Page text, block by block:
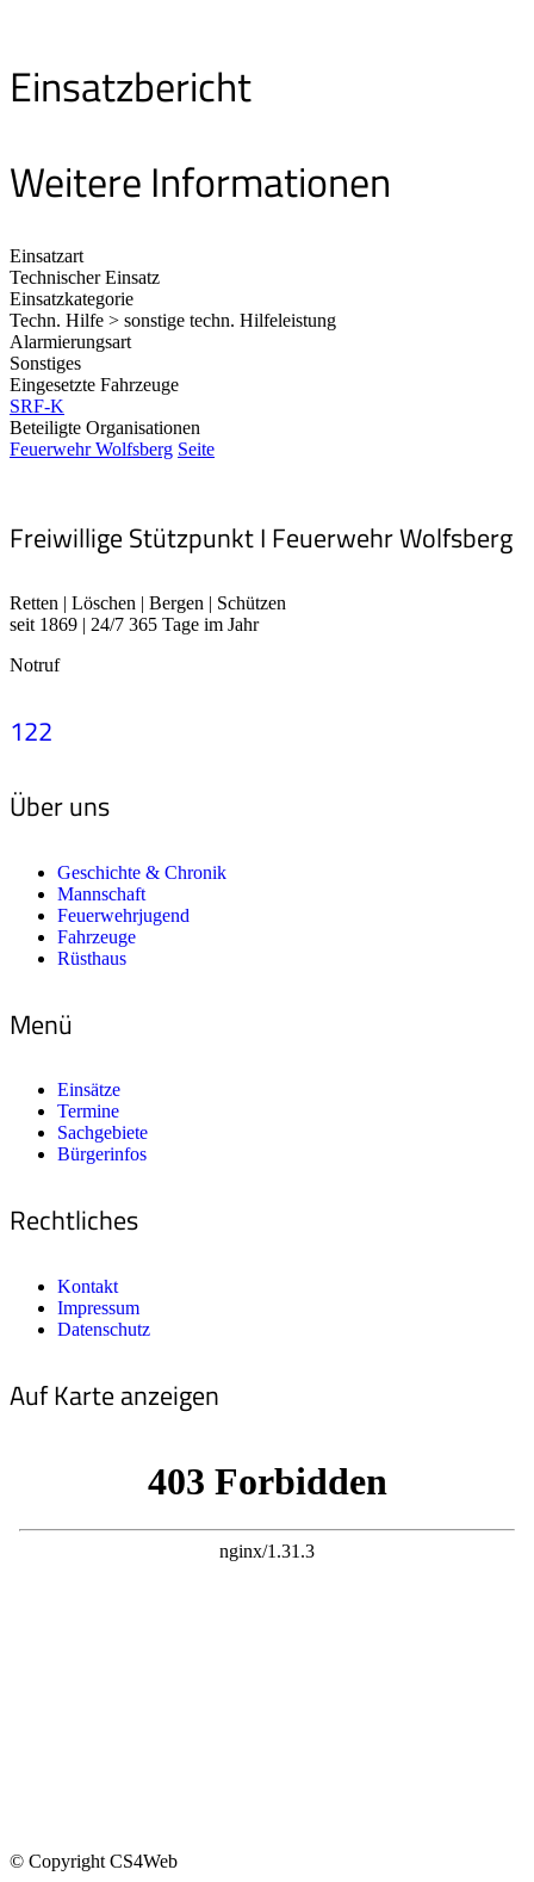
Einsatzbericht
Weitere Informationen
Einsatzart
Technischer Einsatz
Einsatzkategorie
Techn. Hilfe > sonstige techn. Hilfeleistung
Alarmierungsart
Sonstiges
Eingesetzte Fahrzeuge
SRF-K
Beteiligte Organisationen
Feuerwehr Wolfsberg Seite
Freiwillige Stützpunkt I Feuerwehr Wolfsberg
Retten | Löschen | Bergen | Schützen
seit 1869 | 24/7 365 Tage im Jahr
Notruf
122
Über uns
Geschichte & Chronik
Mannschaft
Feuerwehrjugend
Fahrzeuge
Rüsthaus
Menü
Einsätze
Termine
Sachgebiete
Bürgerinfos
Rechtliches
Kontakt
Impressum
Datenschutz
Auf Karte anzeigen
© Copyright CS4Web